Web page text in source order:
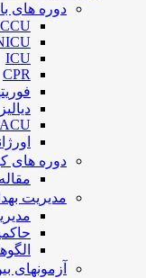
دوره های
CCU
ICU
CPR
دیالیز
دوره های
مدیریت
آزمونهای